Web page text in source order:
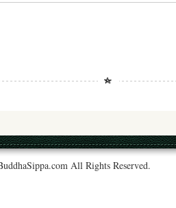
All Rights Reserved.